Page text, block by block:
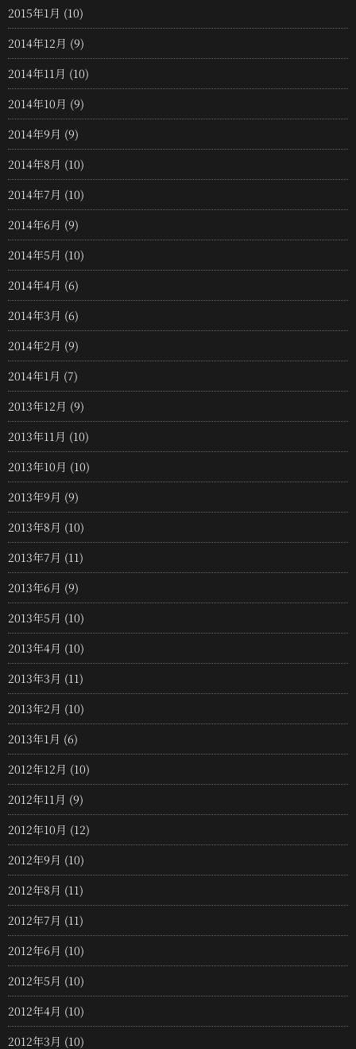
2015年1月 (10)
2014年12月 (9)
2014年11月 (10)
2014年10月 (9)
2014年9月 (9)
2014年8月 (10)
2014年7月 (10)
2014年6月 (9)
2014年5月 (10)
2014年4月 (6)
2014年3月 (6)
2014年2月 (9)
2014年1月 (7)
2013年12月 (9)
2013年11月 (10)
2013年10月 (10)
2013年9月 (9)
2013年8月 (10)
2013年7月 (11)
2013年6月 (9)
2013年5月 (10)
2013年4月 (10)
2013年3月 (11)
2013年2月 (10)
2013年1月 (6)
2012年12月 (10)
2012年11月 (9)
2012年10月 (12)
2012年9月 (10)
2012年8月 (11)
2012年7月 (11)
2012年6月 (10)
2012年5月 (10)
2012年4月 (10)
2012年3月 (10)